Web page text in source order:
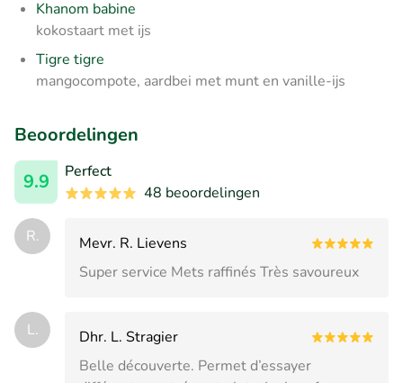
Khanom babine
kokostaart met ijs
Tigre tigre
mangocompote, aardbei met munt en vanille-ijs
Beoordelingen
9.9
Perfect
48 beoordelingen
R.
Mevr. R. Lievens
Super service Mets raffinés Très savoureux
L.
Dhr. L. Stragier
Belle découverte. Permet d’essayer